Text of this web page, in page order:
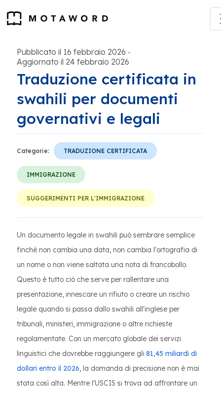
Pubblicato il 16 febbraio 2026 -
Aggiornato il 24 febbraio 2026
Traduzione certificata in
swahili per documenti
governativi e legali
Categorie: TRADUZIONE CERTIFICATA
IMMIGRAZIONE
SUGGERIMENTI PER L'IMMIGRAZIONE
Un documento legale in swahili può sembrare semplice
finché non cambia una data, non cambia l'ortografia di
un nome o non viene saltata una nota di francobollo.
Questo è tutto ciò che serve per rallentare una
presentazione, innescare un rifiuto o creare un rischio
legale quando si passa dallo swahili all'inglese per
tribunali, ministeri, immigrazione o altre richieste
regolamentate. Con un mercato globale dei servizi
linguistici che dovrebbe raggiungere gli 81,45 miliardi di
dollari entro il 2026, la domanda di precisione non è mai
stata così alta. Mentre l'USCIS si trova ad affrontare un